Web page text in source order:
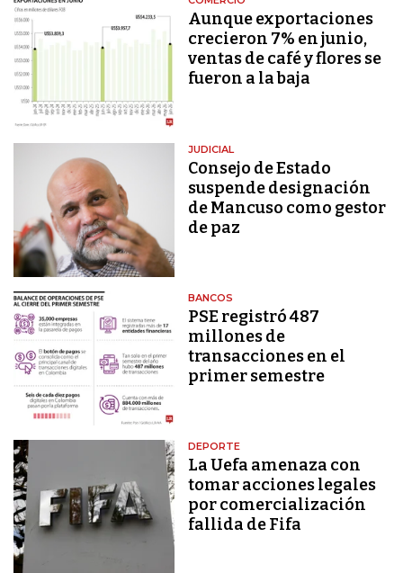
Aunque exportaciones
crecieron 7% en junio,
ventas de café y flores se
fueron a la baja
JUDICIAL
Consejo de Estado
suspende designación
de Mancuso como gestor
de paz
BANCOS
PSE registró 487
millones de
transacciones en el
primer semestre
DEPORTE
La Uefa amenaza con
tomar acciones legales
por comercialización
fallida de Fifa